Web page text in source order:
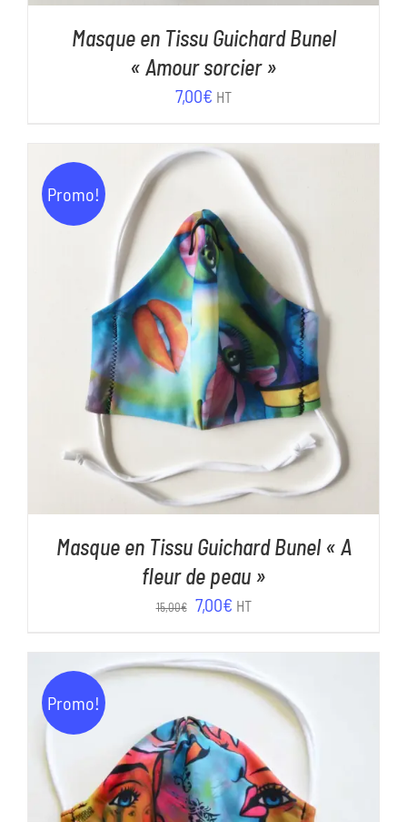
Masque en Tissu Guichard Bunel
« Amour sorcier »
7,00€ HT
Promo!
AJOUTER AU PANIER / DÉTAILS
Masque en Tissu Guichard Bunel « A
fleur de peau »
15,00€ Le
initial
était :
15,00€.
7,00€Le
actuel
est :
7,00€.
HT
Promo!